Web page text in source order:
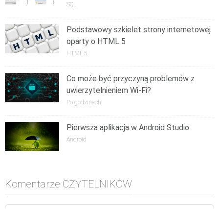
SQL
Podstawowy szkielet strony internetowej
oparty o HTML 5
HTML 5
Co może być przyczyną problemów z
uwierzytelnieniem Wi-Fi?
Po godzinach
Pierwsza aplikacja w Android Studio
Android
Komentarze CZYTELNIKÓW